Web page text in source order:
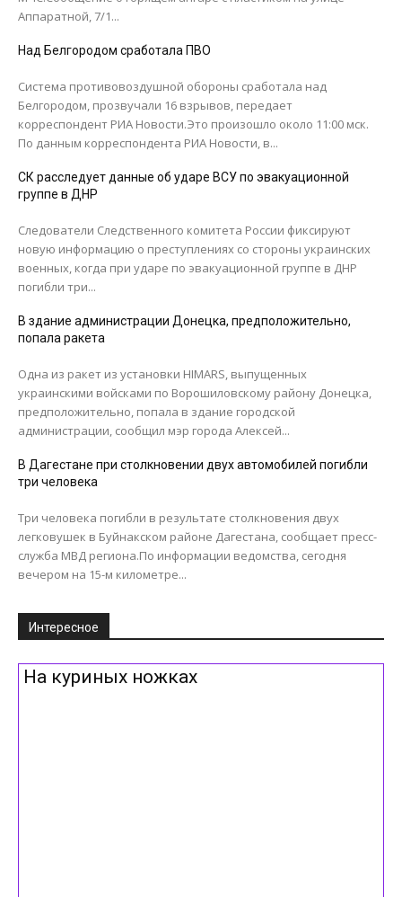
Аппаратной, 7/1...
Над Белгородом сработала ПВО
Система противовоздушной обороны сработала над
Белгородом, прозвучали 16 взрывов, передает
корреспондент РИА Новости.Это произошло около 11:00 мск.
По данным корреспондента РИА Новости, в...
СК расследует данные об ударе ВСУ по эвакуационной
группе в ДНР
Следователи Следственного комитета России фиксируют
новую информацию о преступлениях со стороны украинских
военных, когда при ударе по эвакуационной группе в ДНР
погибли три...
В здание администрации Донецка, предположительно,
попала ракета
Одна из ракет из установки HIMARS, выпущенных
украинскими войсками по Ворошиловскому району Донецка,
предположительно, попала в здание городской
администрации, сообщил мэр города Алексей...
В Дагестане при столкновении двух автомобилей погибли
три человека
Три человека погибли в результате столкновения двух
легковушек в Буйнакском районе Дагестана, сообщает пресс-
служба МВД региона.По информации ведомства, сегодня
вечером на 15-м километре...
Интересное
На куриных ножках